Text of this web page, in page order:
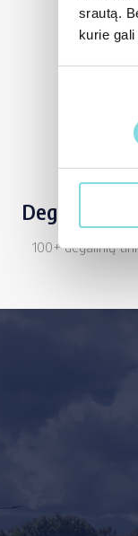
srautą.
kurie
Degalinių
100+ degalinių